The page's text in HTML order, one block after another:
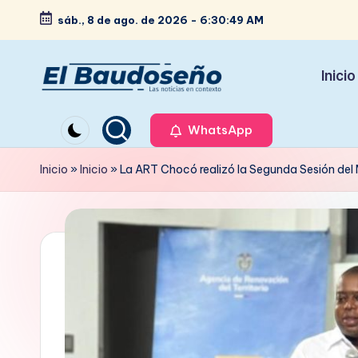
Saltar
contenido
sáb., 8 de ago. de 2026 - 6:30:51 AM
e
ri
d
noticias
en
contexto
Inicio
WhatsApp
Inicio »Inicio »La ART Chocó realizó la Segunda Sesión del